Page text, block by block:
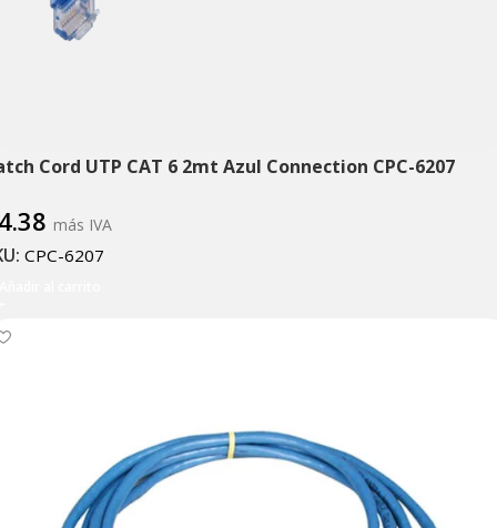
Cord UTP CAT 6 2mt Azul Connection CPC-6207
más IVA
CPC-6207